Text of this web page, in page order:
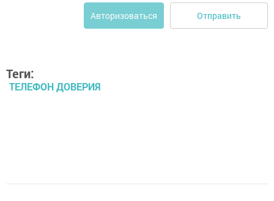
Авторизоваться Отправить
Теги:
ТЕЛЕФОН ДОВЕРИЯ